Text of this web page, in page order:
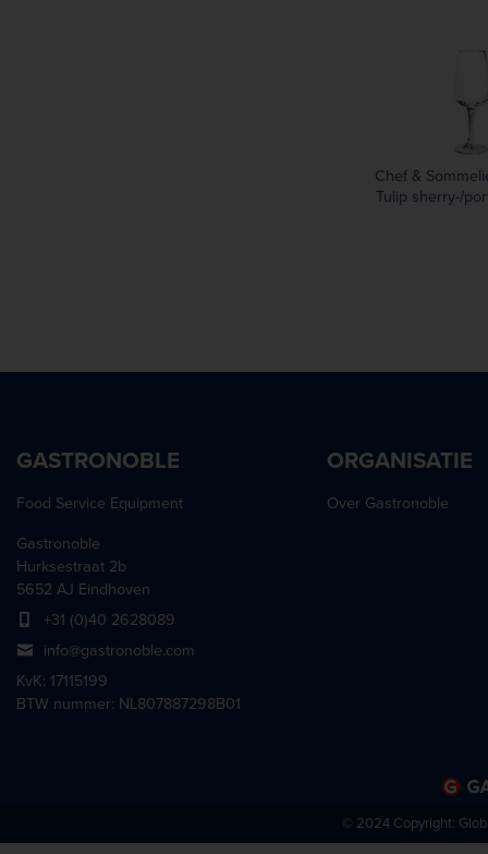
Chef &
Tulip sherry-/
GASTRONOBLE
Food Service Equipment
Gastronoble
Hurksestraat 2b
5652 AJ Eindhoven
+31 (0)40 2628089
info@gastronoble.com
KvK: 17115199
BTW nummer: NL807887298B01
ORGANISATIE
Over Gastronoble
© 2024 Copyright: